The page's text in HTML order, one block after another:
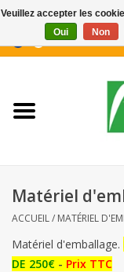
Nouveautés
Biscuits pour le café
Confiserie
Matériel
ACCUEIL/ MATÉRIEL
Matériel d'emballage.
DE 250€ - Prix TTC
Veuillez accepter les
Oui
Non